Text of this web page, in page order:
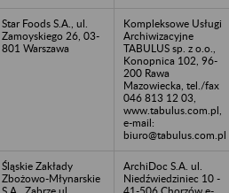
Star Foods S.A., ul.
Zamoyskiego 26, 03-
801 Warszawa
Kompleksowe Usługi
Archiwizacyjne
TABULUS sp. z o.o.,
Konopnica 102, 96-
200 Rawa
Mazowiecka, tel./fax
046 813 12 03,
www.tabulus.com.pl,
e-mail:
biuro@tabulus.com.pl
Śląskie Zakłady
Zbożowo-Młynarskie
ArchiDoc S.A. ul.
Niedźwiedziniec 10 -